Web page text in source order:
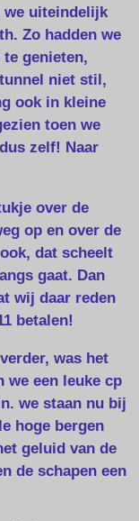
we uiteindelijk
Zo hadden we
genieten,
niet stil,
ook in kleine
toen we
zelf! Naar
over de
op en over de
dat scheelt
gaat. Dan
wij daar reden
betalen!
was het
we een leuke cp
we staan nu bij
hoge bergen
geluid van de
de schapen een